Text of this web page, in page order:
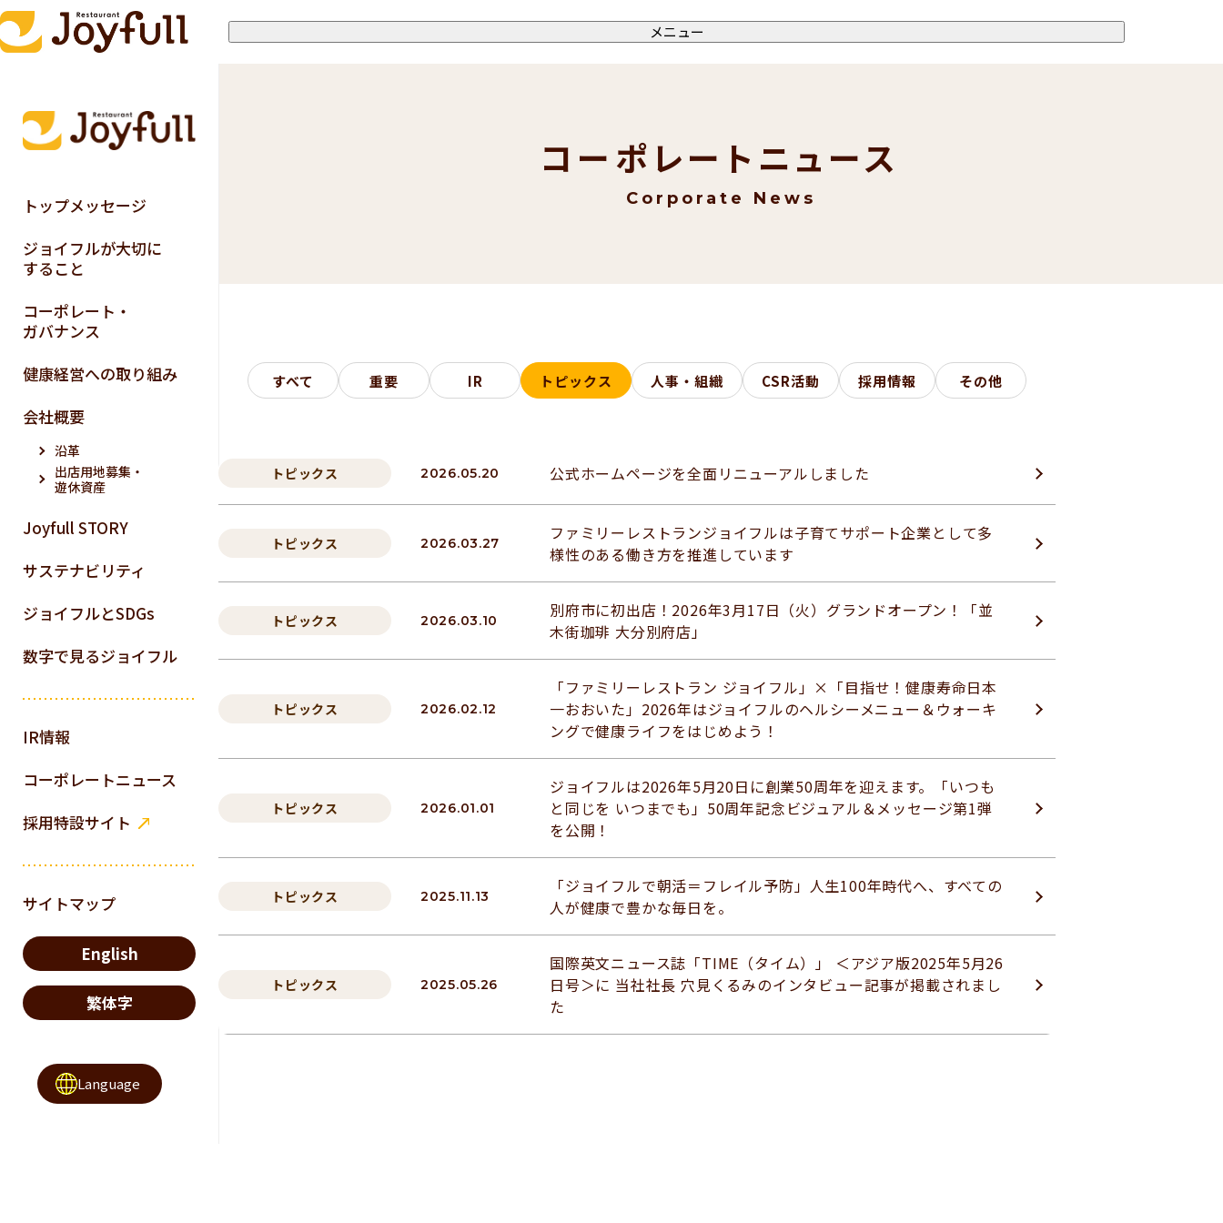
メニュー
トップメッセージ
ジョイフルが大切に
すること
コーポレート・
ガバナンス
健康経営への取り組み
会社概要
沿革
出店用地募集・
遊休資産
Joyfull STORY
サステナビリティ
ジョイフルとSDGs
数字で見るジョイフル
IR情報
コーポレートニュース
採用特設サイト
サイトマップ
English
繁体字
Language
コーポレートニュース
Corporate News
すべて 重要 IR トピックス 人事・組織 CSR活動 採用情報 その他
トピックス 2026.05.20 公式ホームページを全面リニューアルしました
トピックス 2026.03.27
ファミリーレストランジョイフルは子育てサポート企業として多
様性のある働き方を推進しています
トピックス 2026.03.10
別府市に初出店！2026年3月17日（火）グランドオープン！「並
木街珈琲 大分別府店」
トピックス 2026.02.12
「ファミリーレストラン ジョイフル」×「目指せ！健康寿命日本
一おおいた」2026年はジョイフルのヘルシーメニュー＆ウォーキ
ングで健康ライフをはじめよう！
トピックス 2026.01.01
ジョイフルは2026年5月20日に創業50周年を迎えます。「いつも
と同じを いつまでも」50周年記念ビジュアル＆メッセージ第1弾
を公開！
トピックス 2025.11.13
「ジョイフルで朝活＝フレイル予防」人生100年時代へ、すべての
人が健康で豊かな毎日を。
トピックス 2025.05.26
国際英文ニュース誌「TIME（タイム）」 ＜アジア版2025年5月26
日号＞に 当社社長 穴見くるみのインタビュー記事が掲載されまし
た